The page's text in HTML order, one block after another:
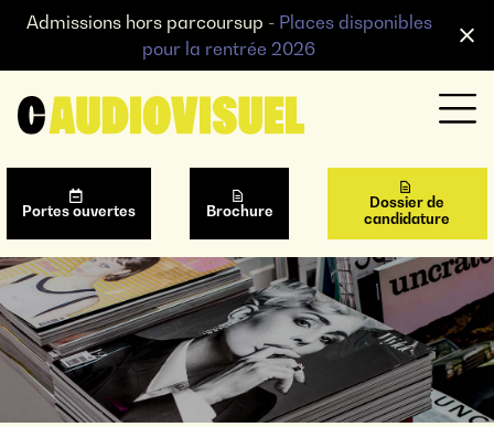
Admissions hors parcoursup - Places disponibles
pour la rentrée 2026
Portes ouvertes Brochure
Dossier de
candidature